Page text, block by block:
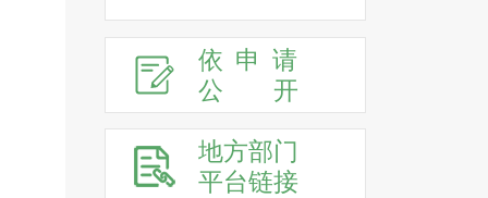
依申请
公
开
地方部门
平台链接